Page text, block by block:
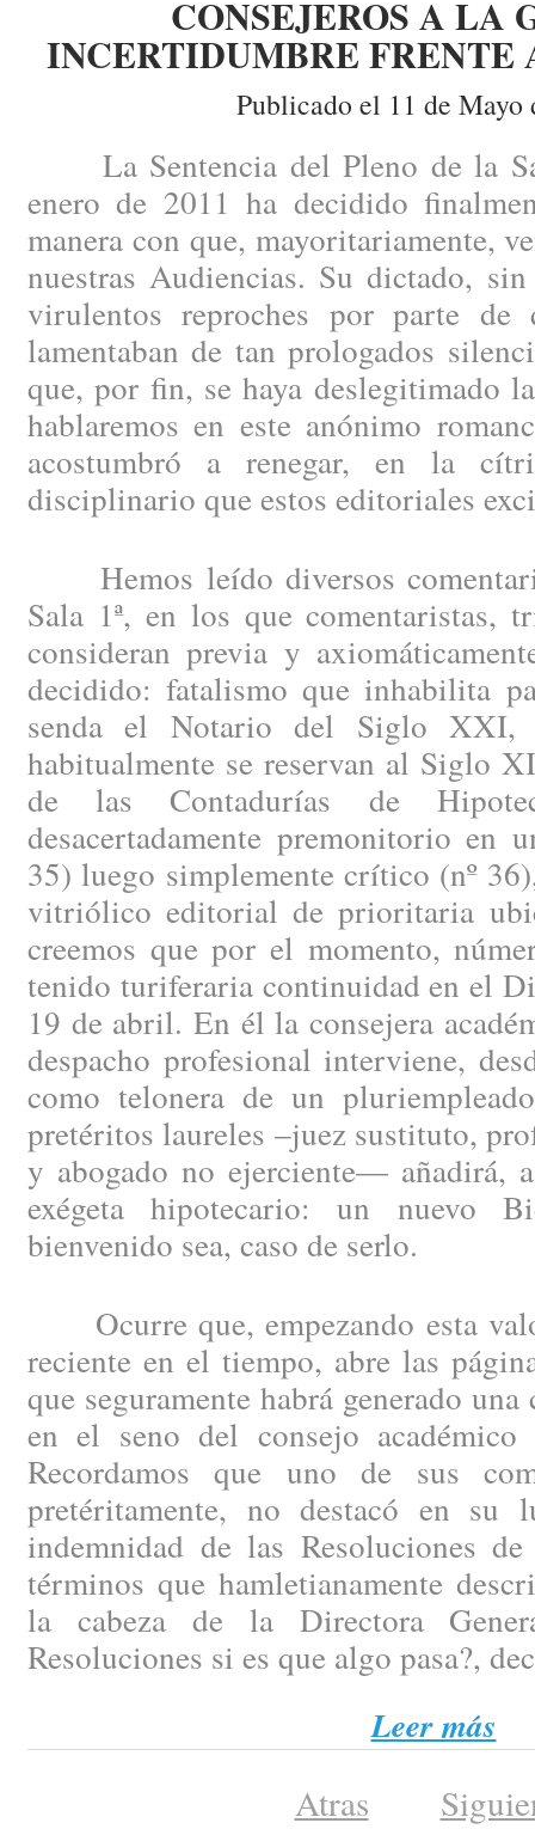
CONSEJEROS A LA
INCERTIDUMBRE FRENTE
Publicado el 11 de Mayo
La Sentencia del Pleno de la
enero de 2011 ha decidido
manera con que, mayoritariamente,
nuestras Audiencias. Su dictado,
virulentos reproches por parte
lamentaban de tan prologados
que, por fin, se haya deslegitimado
hablaremos en este anónimo
acostumbró a renegar, en la
disciplinario que estos editoriales
Hemos leído diversos
Sala 1ª, en los que comentaristas,
consideran previa y
decidido: fatalismo que inhabilita
senda el Notario del Siglo XXI,
habitualmente se reservan al Siglo
de las Contadurías de
desacertadamente premonitorio en
35) luego simplemente crítico (nº
vitriólico editorial de prioritaria
creemos que por el momento,
tenido turiferaria continuidad en el
19 de abril. En él la consejera
despacho profesional interviene,
como telonera de un
pretéritos laureles –juez sustituto,
y abogado no ejerciente— añadirá,
exégeta hipotecario: un nuevo
bienvenido sea, caso de serlo.
Ocurre que, empezando esta
reciente en el tiempo, abre las
que seguramente habrá generado
en el seno del consejo
Recordamos que uno de sus
pretéritamente, no destacó en su
indemnidad de las Resoluciones
términos que hamletianamente
la cabeza de la Directora
Resoluciones si es que algo pasa?,
Leer más
Atras